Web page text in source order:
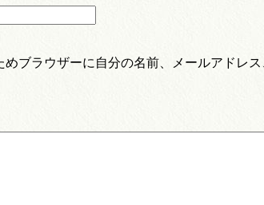
めブラウザーに自分の名前、メールアドレ